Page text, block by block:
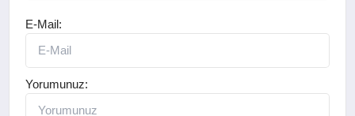
E-Mail:
Yorumunuz: